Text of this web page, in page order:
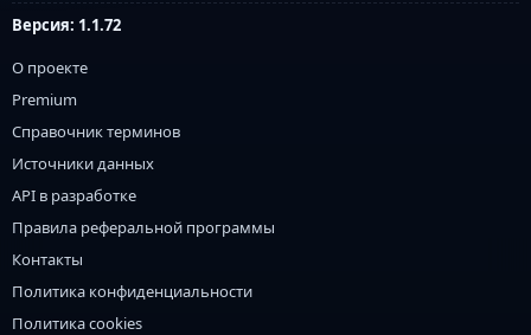
Версия: 1.1.72
О проекте
Premium
Справочник терминов
Источники данных
API в разработке
Правила реферальной программы
Контакты
Политика конфиденциальности
Политика cookies